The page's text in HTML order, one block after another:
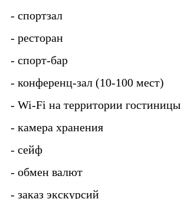
- спортзал
- ресторан
- спорт-бар
- конференц-зал (10-100 мест)
- Wi-Fi на территории гостиницы
- камера хранения
- сейф
- обмен валют
- заказ экскурсий